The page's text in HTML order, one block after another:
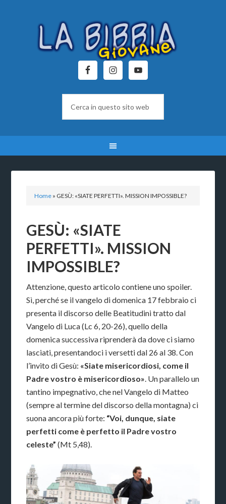
Home » GESÙ: «SIATE PERFETTI». MISSION IMPOSSIBLE?
GESÙ: «SIATE
PERFETTI». MISSION
IMPOSSIBLE?
Attenzione, questo articolo contiene uno spoiler.
Sì, perché se il vangelo di domenica 17 febbraio ci
presenta il discorso delle Beatitudini tratto dal
Vangelo di Luca (Lc 6, 20-26), quello della
domenica successiva riprenderà da dove ci siamo
lasciati, presentandoci i versetti dal 26 al 38. Con
l’invito di Gesù: «Siate misericordiosi, come il
Padre vostro è misericordioso». Un parallelo un
tantino impegnativo, che nel Vangelo di Matteo
(sempre al termine del discorso della montagna) ci
suona ancora più forte: “Voi, dunque, siate
perfetti come è perfetto il Padre vostro
celeste” (Mt 5,48).